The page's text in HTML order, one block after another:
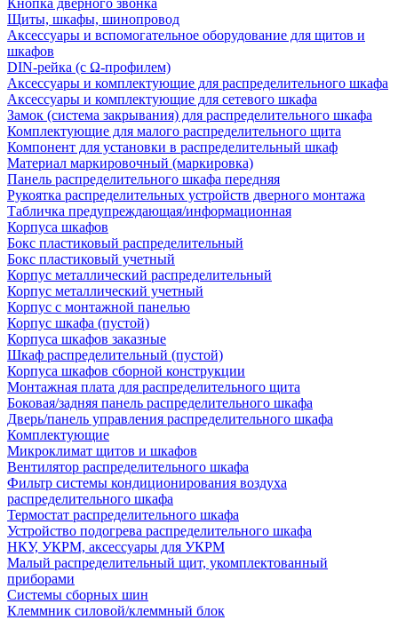
Кнопка дверного звонка
Щиты, шкафы, шинопровод
Аксессуары и вспомогательное оборудование для щитов и
шкафов
DIN-рейка (с Ω-профилем)
Аксессуары и комплектующие для распределительного шкафа
Аксессуары и комплектующие для сетевого шкафа
Замок (система закрывания) для распределительного шкафа
Комплектующие для малого распределительного щита
Компонент для установки в распределительный шкаф
Материал маркировочный (маркировка)
Панель распределительного шкафа передняя
Рукоятка распределительных устройств дверного монтажа
Табличка предупреждающая/информационная
Корпуса шкафов
Бокс пластиковый распределительный
Бокс пластиковый учетный
Корпус металлический распределительный
Корпус металлический учетный
Корпус с монтажной панелью
Корпус шкафа (пустой)
Корпуса шкафов заказные
Шкаф распределительный (пустой)
Корпуса шкафов сборной конструкции
Монтажная плата для распределительного щита
Боковая/задняя панель распределительного шкафа
Дверь/панель управления распределительного шкафа
Комплектующие
Микроклимат щитов и шкафов
Вентилятор распределительного шкафа
Фильтр системы кондиционирования воздуха
распределительного шкафа
Термостат распределительного шкафа
Устройство подогрева распределительного шкафа
НКУ, УКРМ, аксессуары для УКРМ
Малый распределительный щит, укомплектованный
приборами
Системы сборных шин
Клеммник силовой/клеммный блок